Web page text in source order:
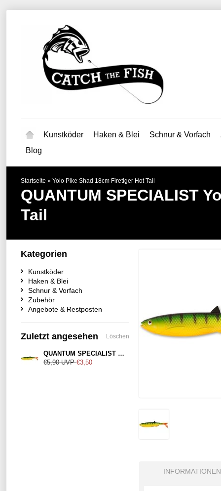
Kunstköder Haken & Blei Schnur & Vorfach
Blog
Startseite » Yolo Pike Shad 18cm Firetiger Hot Tail
QUANTUM SPECIALIST
Tail
INFORMATIONEN
Kategorien
Kunstköder
Haken & Blei
Schnur & Vorfach
Zubehör
Angebote & Restposten
Zuletzt angesehen Löschen
QUANTUM SPECIALIST Yolo Pike Shad 18cm Firetiger Hot Tail
€5,90UVP €3,50